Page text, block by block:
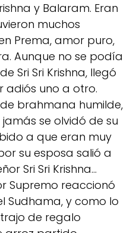
y Balaram. Eran
muchos
Prema, amor puro,
Aunque no se podía
Sri Sri Krishna, llegó
adiós uno a otro.
brahmana humilde,
se olvidó de su
a que eran muy
su esposa salió a
Sri Sri Krishna…
Supremo reaccionó
Sudhama, y como lo
de regalo